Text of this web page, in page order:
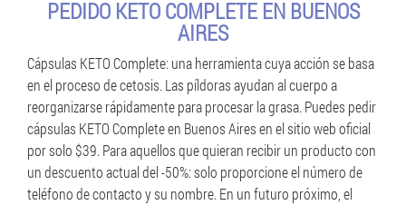
PEDIDO KETO COMPLETE EN BUENOS
AIRES
Cápsulas KETO Complete: una herramienta cuya acción se basa
en el proceso de cetosis. Las píldoras ayudan al cuerpo a
reorganizarse rápidamente para procesar la grasa. Puedes pedir
cápsulas KETO Complete en Buenos Aires en el sitio web oficial
por solo $39. Para aquellos que quieran recibir un producto con
un descuento actual del -50%: solo proporcione el número de
teléfono de contacto y su nombre. En un futuro próximo, el